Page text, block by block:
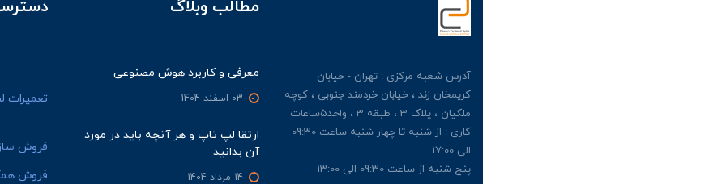
آدرس شعبه مرکزی : تهران - خیابان
کریمخان زند ، خیابان خردمند جنوبی ، کوچه
ملکیان ، پلاک 3 ، طبقه 3 ، واحد5ساعات
کاری : از شنبه تا چهار شنبه ساعت 09:30
الی 17:00
پنج شنبه از ساعت 09:30 الی 13:00
مطالب وبلاگ
معرفی و کاربرد هوش مصنوعی
ارتقا لپ تاپ و هر آنچه باید در مورد
آن بدانید
تعمیرات
فروش
فروش